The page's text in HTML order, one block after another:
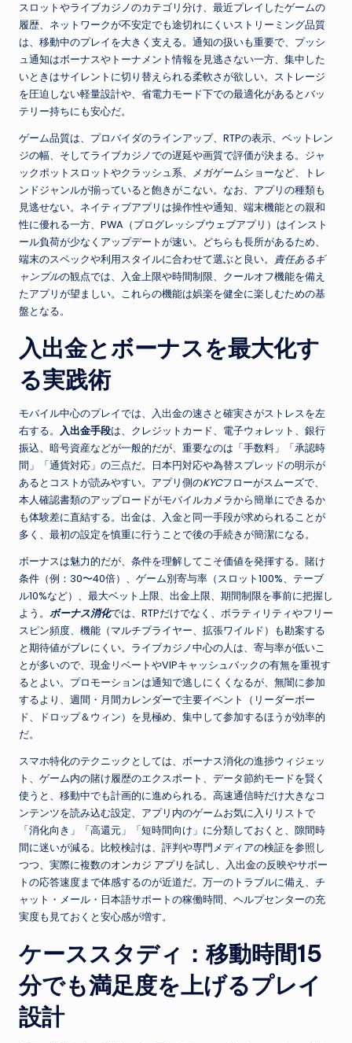
スロットやライブカジノのカテゴリ分け、最近プレイしたゲームの
履歴、ネットワークが不安定でも途切れにくいストリーミング品質
は、移動中のプレイを大きく支える。通知の扱いも重要で、プッシ
ュ通知はボーナスやトーナメント情報を見逃さない一方、集中した
いときはサイレントに切り替えられる柔軟さが欲しい。ストレージ
を圧迫しない軽量設計や、省電力モード下での最適化があるとバッ
テリー持ちにも安心だ。
ゲーム品質は、プロバイダのラインアップ、RTPの表示、ベットレン
ジの幅、そしてライブカジノでの遅延や画質で評価が決まる。ジャ
ックポットスロットやクラッシュ系、メガゲームショーなど、トレ
ンドジャンルが揃っていると飽きがこない。なお、アプリの種類も
見逃せない。ネイティブアプリは操作性や通知、端末機能との親和
性に優れる一方、PWA（プログレッシブウェブアプリ）はインスト
ール負荷が少なくアップデートが速い。どちらも長所があるため、
端末のスペックや利用スタイルに合わせて選ぶと良い。
責任あるギ
ャンブルの観点では、入金上限や時間制限、クールオフ機能を備え
たアプリが望ましい。これらの機能は娯楽を健全に楽しむための基
盤となる。
入出金とボーナスを最大化す
る実践術
モバイル中心のプレイでは、入出金の速さと確実さがストレスを左
右する。 入出金手段は、クレジットカード、電子ウォレット、銀行
振込、暗号資産などが一般的だが、重要なのは「手数料」「承認時
間」「通貨対応」の三点だ。日本円対応や為替スプレッドの明示が
あるとコストが読みやすい。アプリ側のKYCフローがスムーズで、
本人確認書類のアップロードがモバイルカメラから簡単にできるか
も体験差に直結する。出金は、入金と同一手段が求められることが
多く、最初の設定を慎重に行うことで後の手続きが簡潔になる。
ボーナスは魅力的だが、条件を理解してこそ価値を発揮する。賭け
条件（例：30〜40倍）、ゲーム別寄与率（スロット100%、テーブ
ル10%など）、最大ベット上限、出金上限、期間制限を事前に把握し
よう。 ボーナス消化では、RTPだけでなく、ボラティリティやフリー
スピン頻度、機能（マルチプライヤー、拡張ワイルド）も勘案する
と期待値がブレにくい。ライブカジノ中心の人は、寄与率が低いこ
とが多いので、現金リベートやVIPキャッシュバックの有無を重視す
るとよい。プロモーションは通知で逃しにくくなるが、無闇に参加
するより、週間・月間カレンダーで主要イベント（リーダーボー
ド、ドロップ＆ウィン）を見極め、集中して参加するほうが効率的
だ。
スマホ特化のテクニックとしては、ボーナス消化の進捗ウィジェッ
ト、ゲーム内の賭け履歴のエクスポート、データ節約モードを賢く
使うと、移動中でも計画的に進められる。高速通信時だけ大きなコ
ンテンツを読み込む設定、アプリ内のゲームお気に入りリストで
「消化向き」「高還元」「短時間向け」に分類しておくと、隙間時
間に迷いが減る。比較検討は、評判や専門メディアの検証を参照し
つつ、実際に複数のオンカジ アプリ を試し、入出金の反映やサポー
トの応答速度まで体感するのが近道だ。万一のトラブルに備え、チ
ャット・メール・日本語サポートの稼働時間、ヘルプセンターの充
実度も見ておくと安心感が増す。
ケーススタディ：移動時間15
分でも満足度を上げるプレイ
設計